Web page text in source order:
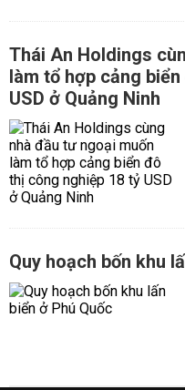
Thái An Holdings
làm tổ hợp cảng
USD ở Quảng Ninh
Quy hoạch bốn khu